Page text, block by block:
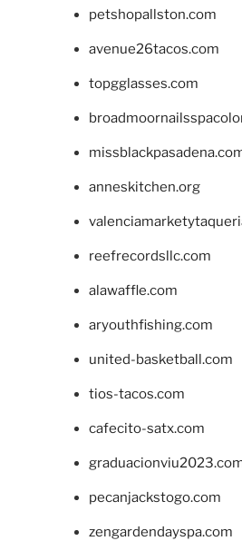
petshopallston.com
avenue26tacos.com
topgglasses.com
anneskitchen.org
reefrecordsllc.com
alawaffle.com
aryouthfishing.com
united-basketball.com
tios-tacos.com
cafecito-satx.com
pecanjackstogo.com
zengardendayspa.com